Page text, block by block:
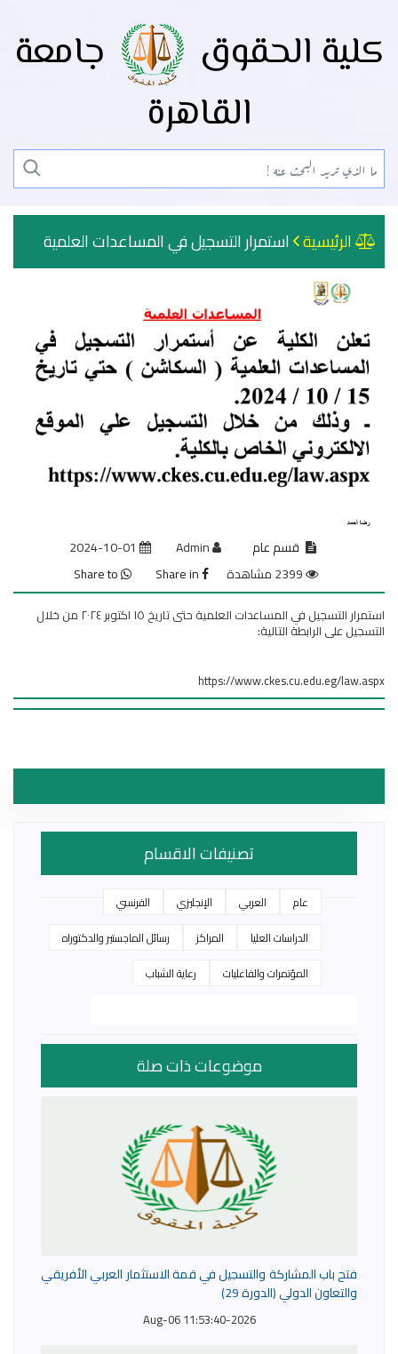
كلية الحقوق
جامعة
القاهرة
الرئيسية استمرار التسجيل في المساعدات العلمية
قسم عام
استمرار التسجيل في المساعدات العلمية حتى تاريخ ١٥ اكتوبر ٢٠٢٤ من خلال
التسجيل على الرابطة التالية:
https://www.ckes.cu.edu.eg/law.aspx
تصنيفات الاقسام
عام العربي الإنجليزي
الفرنسي
الدراسات العليا
المراكز
رسائل الماجستير والدكتوراه
المؤتمرات والفاعليات
رعاية الشباب
موضوعات ذات صلة
فتح باب المشاركة والتسجيل في قمة الاستثمار العربي الأفريقي
والتعاون الدولي (الدورة 29)
2026-Aug-06 11:53:40